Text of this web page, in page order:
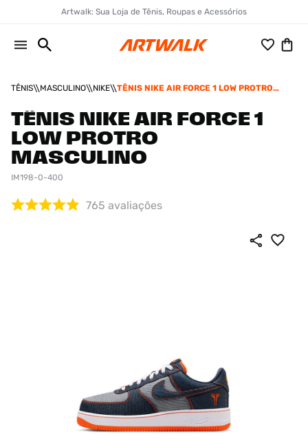
Artwalk: Sua Loja de Tênis, Roupas e Acessórios
TÊNIS MASCULINO NIKE
TÊNIS NIKE AIR FORCE 1 LOW PROTRO
TÊNIS NIKE AIR FORCE 1
LOW PROTRO
MASCULINO
IM198-0-400
765 avaliações